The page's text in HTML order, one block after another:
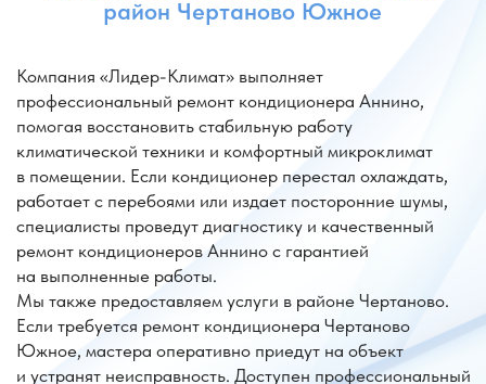
климатической техники и комфортный микроклимат
специалисты проведут диагностику и качественный
ремонт кондиционеров Аннино с гарантией
на выполненные работы.
Мы также предоставляем услуги в районе Чертаново.
Если требуется ремонт кондиционера Чертаново
Южное, мастера оперативно приедут на объект
и устранят неисправность. Доступен профессиональный
ремонт кондиционера в Чертаново Южном, который
включает диагностику системы, замену изношенных
деталей и восстановление нормальной работы
оборудования. При необходимости выполняется ремонт
кондиционера в Чертанове Южном как для квартир, так
и для офисных помещений.
Компания «Лидер-Климат» проводит комплексный
ремонт кондиционеров Чертаново Южное, используя
современное оборудование и оригинальные
комплектующие. Такой подход позволяет восстановить
эффективность охлаждения и продлить срок службы